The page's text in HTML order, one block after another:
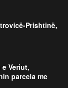
Prishtinë,
Veriut,
parcela me